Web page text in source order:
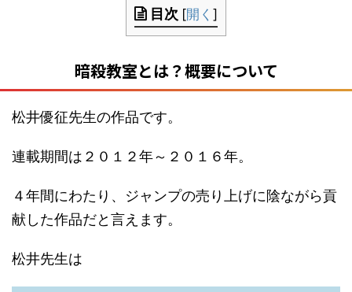
目次 [開く ]
暗殺教室とは？概要について
松井優征先生の作品です。
連載期間は２０１２年～２０１６年。
４年間にわたり、ジャンプの売り上げに陰ながら貢
献した作品だと言えます。
松井先生は